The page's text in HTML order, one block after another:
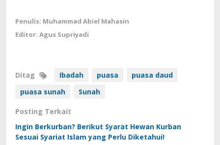
Penulis: Muhammad Abiel Mahasin
Editor: Agus Supriyadi
Ditag Ibadah puasa
puasa daud
puasa sunah
Sunah
Posting Terkait
Ingin Berkurban? Berikut Syarat Hewan Kurban
Sesuai Syariat Islam yang Perlu Diketahui!